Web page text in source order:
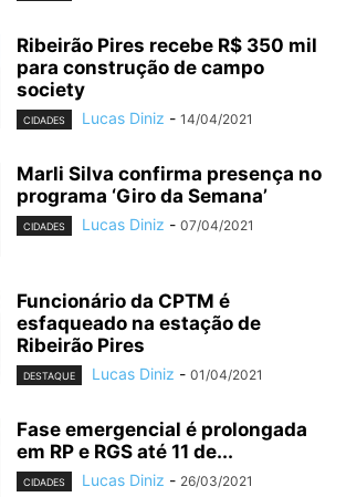
Ribeirão Pires recebe R$ 350 mil
para construção de campo
society
CIDADES Lucas Diniz - 14/04/2021
Marli Silva confirma presença no
programa ‘Giro da Semana’
CIDADES Lucas Diniz - 07/04/2021
Funcionário da CPTM é
esfaqueado na estação de
Ribeirão Pires
DESTAQUE Lucas Diniz - 01/04/2021
Fase emergencial é prolongada
em RP e RGS até 11 de...
CIDADES Lucas Diniz - 26/03/2021